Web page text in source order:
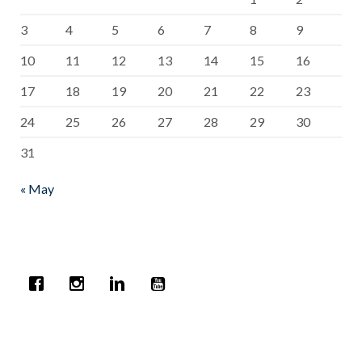
3
4 5 6 7 8
9
10
11 12 13 14 15
16
17
18 19 20 21 22
23
24
25 26 27 28 29
30
31
« May